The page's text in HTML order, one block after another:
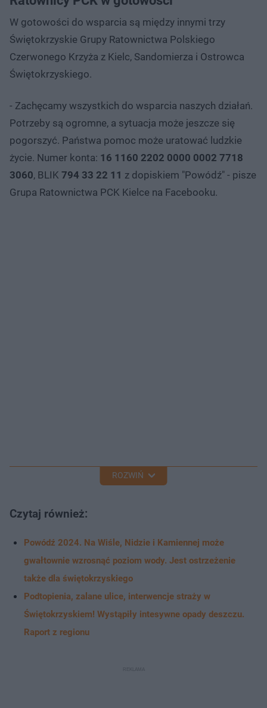
W gotowości do wsparcia są między innymi trzy
Świętokrzyskie Grupy Ratownictwa Polskiego
Czerwonego Krzyża z Kielc, Sandomierza i Ostrowca
Świętokrzyskiego.
- Zachęcamy wszystkich do wsparcia naszych działań.
Potrzeby są ogromne, a sytuacja może jeszcze się
pogorszyć. Państwa pomoc może uratować ludzkie
życie. Numer konta: 16 1160 2202 0000 0002 7718
3060, BLIK 794 33 22 11 z dopiskiem "Powódź" - pisze
Grupa Ratownictwa PCK Kielce na Facebooku.
ROZWIŃ
Czytaj również:
Powódź 2024. Na Wiśle, Nidzie i Kamiennej może
gwałtownie wzrosnąć poziom wody. Jest ostrzeżenie
także dla świętokrzyskiego
Podtopienia, zalane ulice, interwencje straży w
Świętokrzyskiem! Wystąpiły intesywne opady deszczu.
Raport z regionu